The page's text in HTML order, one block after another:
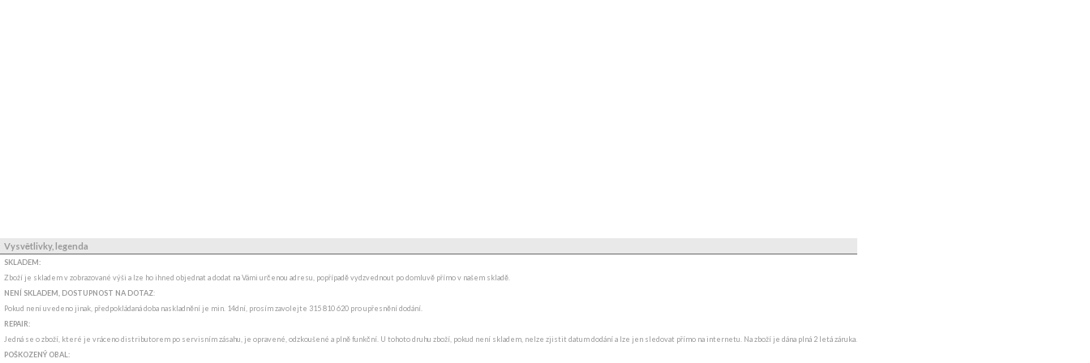
Vysvětlivky, legenda
SKLADEM:
Zboží je skladem v zobrazované výši a lze ho ihned objednat a dodat na Vámi určenou adresu, popřípadě vydzvednout po domluvě přímo v našem skladě.
NENÍ SKLADEM, DOSTUPNOST NA DOTAZ:
Pokud není uvedeno jinak, předpokládaná doba naskladnění je min. 14dní, prosím zavolejte 315 810 620 pro upřesnění dodání.
REPAIR:
Jedná se o zboží, které je vráceno distributorem po servisním zásahu, je opravené, odzkoušené a plně funkční. U tohoto druhu zboží, pokud není skladem, nelze zjistit datum dodání a lze jen sledovat přímo na internetu. Na zboží je dána plná 2 letá záruka.
POŠKOZENÝ OBAL: